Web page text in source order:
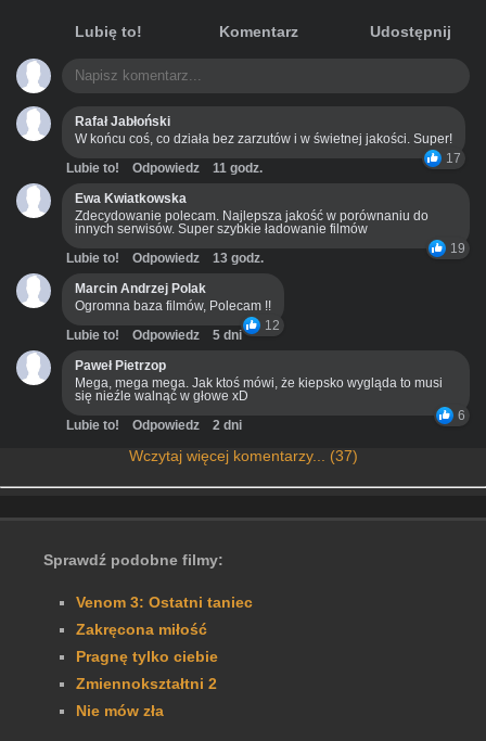
Lubię to! Komentarz Udostępnij
Rafał Jabłoński
W końcu coś, co działa bez zarzutów i w świetnej jakości. Super!
17
Lubie to! Odpowiedz
11 godz.
Ewa Kwiatkowska
Zdecydowanie polecam. Najlepsza jakość w porównaniu do
innych serwisów. Super szybkie ładowanie filmów
19
Lubie to! Odpowiedz
13 godz.
Marcin Andrzej Polak
Ogromna baza filmów, Polecam !!
12
Lubie to! Odpowiedz
5 dni
Paweł Pietrzop
Mega, mega mega. Jak ktoś mówi, że kiepsko wygląda to musi
się nieźle walnąć w głowe xD
6
Lubie to! Odpowiedz 2 dni
Wczytaj więcej komentarzy... (37)
Sprawdź podobne filmy:
Venom 3: Ostatni taniec
Zakręcona miłość
Pragnę tylko ciebie
Zmiennokształtni 2
Nie mów zła